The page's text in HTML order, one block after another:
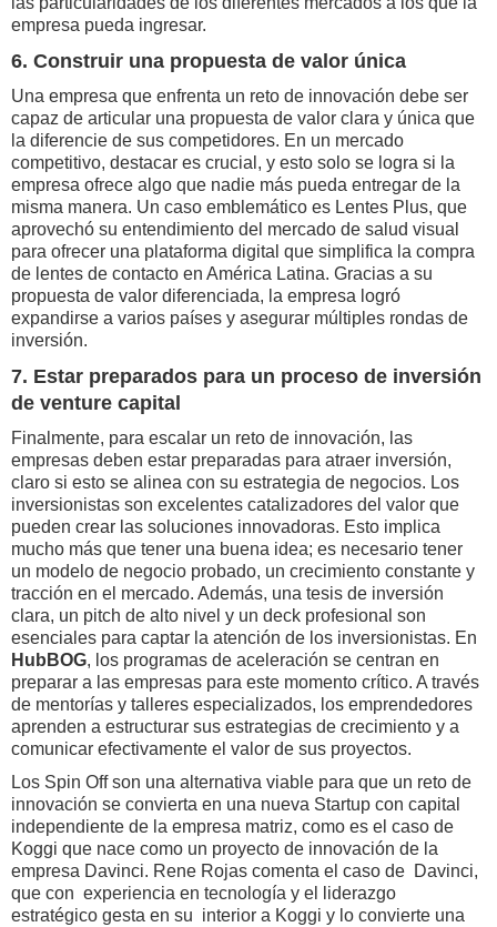
empresa pueda ingresar.
6. Construir una propuesta de valor única
Una empresa que enfrenta un reto de innovación debe ser
capaz de articular una propuesta de valor clara y única que
la diferencie de sus competidores. En un mercado
competitivo, destacar es crucial, y esto solo se logra si la
empresa ofrece algo que nadie más pueda entregar de la
misma manera. Un caso emblemático es Lentes Plus, que
aprovechó su entendimiento del mercado de salud visual
para ofrecer una plataforma digital que simplifica la compra
de lentes de contacto en América Latina. Gracias a su
propuesta de valor diferenciada, la empresa logró
expandirse a varios países y asegurar múltiples rondas de
inversión.
7. Estar preparados para un proceso de inversión
de venture capital
Finalmente, para escalar un reto de innovación, las
empresas deben estar preparadas para atraer inversión,
claro si esto se alinea con su estrategia de negocios. Los
inversionistas son excelentes catalizadores del valor que
pueden crear las soluciones innovadoras. Esto implica
mucho más que tener una buena idea; es necesario tener
un modelo de negocio probado, un crecimiento constante y
tracción en el mercado. Además, una tesis de inversión
clara, un pitch de alto nivel y un deck profesional son
esenciales para captar la atención de los inversionistas. En
HubBOG, los programas de aceleración se centran en
preparar a las empresas para este momento crítico. A través
de mentorías y talleres especializados, los emprendedores
aprenden a estructurar sus estrategias de crecimiento y a
comunicar efectivamente el valor de sus proyectos.
Los Spin Off son una alternativa viable para que un reto de
innovación se convierta en una nueva Startup con capital
independiente de la empresa matriz, como es el caso de
Koggi que nace como un proyecto de innovación de la
empresa Davinci. Rene Rojas comenta el caso de Davinci,
que con experiencia en tecnología y el liderazgo
estratégico gesta en su interior a Koggi y lo convierte una